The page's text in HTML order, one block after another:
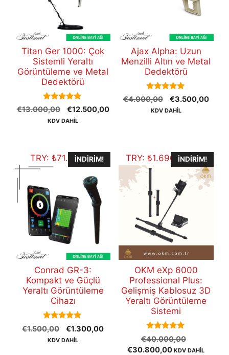
Titan Ger 1000: Çok
Sistemli Yeraltı
Görüntüleme ve Metal
Dedektörü
5.00
out of 5
€13.000,00
Orijinal
fiyat:
€12.500,00Şu
KDV DAHİL
Ajax Alpha: Uzun
Menzilli Altın ve Metal
Dedektörü
5.00
out of 5
€4.000,00
Orijinal
fiyat:
€3.500,00Şu
KDV DAHİL
TRY: ₺71.353,10
İNDIRIM!
Conrad GR-3:
Kompakt ve Güçlü
Yeraltı Görüntüleme
Cihazı
5.00
out of 5
€1.500,00
Orijinal
fiyat:
€1.300,00Şu
KDV DAHİL
TRY: ₺1.690.519,60
İNDIRIM!
OKM eXp 6000
Professional Plus:
Gelişmiş Kablosuz 3D
Yeraltı Görüntüleme
Sistemi
5.00
out of 5
€40.000,00
fiyat:
€30.800,00Şu
KDV DAHİL